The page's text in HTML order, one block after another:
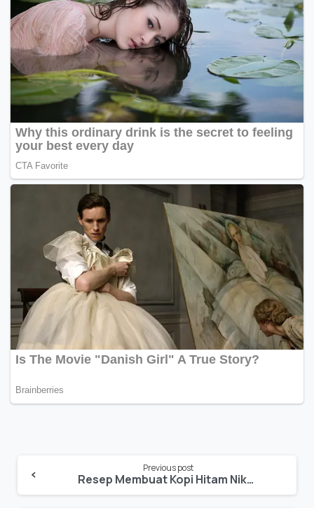
Previous post
Resep Membuat Kopi Hitam Nikmat